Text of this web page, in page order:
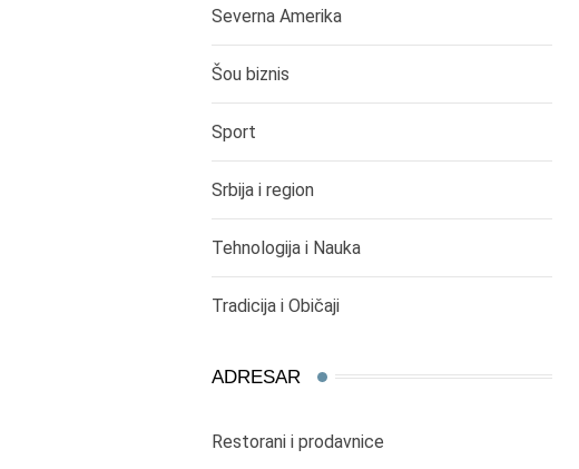
Severna Amerika
Šou biznis
Sport
Srbija i region
Tehnologija i Nauka
Tradicija i Običaji
ADRESAR
Restorani i prodavnice